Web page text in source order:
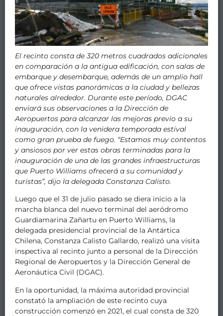
El recinto consta de 320 metros cuadrados adicionales
en comparación a la antigua edificación, con salas de
embarque y desembarque, además de un amplio hall
que ofrece vistas panorámicas a la ciudad y bellezas
naturales alrededor. Durante este período, DGAC
enviará sus observaciones a la Dirección de
Aeropuertos para alcanzar las mejoras previo a su
inauguración, con la venidera temporada estival
como gran prueba de fuego. “Estamos muy contentos
y ansiosos por ver estas obras terminadas para la
inauguración de una de las grandes infraestructuras
que Puerto Williams ofrecerá a su comunidad y
turistas”, dijo la delegada Constanza Calisto.
Luego que el 31 de julio pasado se diera inicio a la
marcha blanca del nuevo terminal del aeródromo
Guardiamarina Zañartu en Puerto Williams, la
delegada presidencial provincial de la Antártica
Chilena, Constanza Calisto Gallardo, realizó una visita
inspectiva al recinto junto a personal de la Dirección
Regional de Aeropuertos y la Dirección General de
Aeronáutica Civil (DGAC).
En la oportunidad, la máxima autoridad provincial
constató la ampliación de este recinto cuya
construcción comenzó en 2021, el cual consta de 320